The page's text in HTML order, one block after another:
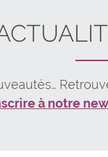
à notre